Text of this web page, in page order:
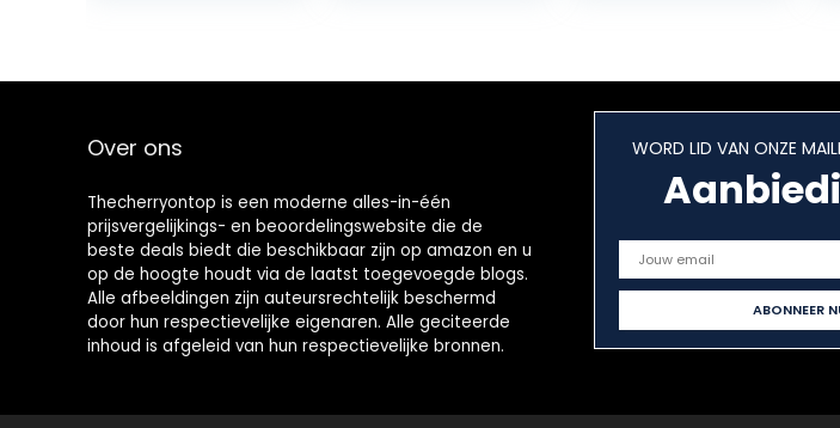
Over ons
Thecherryontop is een moderne alles-in-één
prijsvergelijkings- en beoordelingswebsite die de
beste deals biedt die beschikbaar zijn op amazon en u
op de hoogte houdt via de laatst toegevoegde blogs.
Alle afbeeldingen zijn auteursrechtelijk beschermd
door hun respectievelijke eigenaren. Alle geciteerde
inhoud is afgeleid van hun respectievelijke bronnen.
WORD LID VAN ONZE